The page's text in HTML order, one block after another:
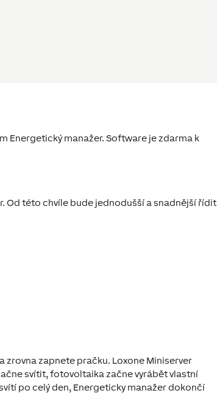
Energetický manažer. Software je zdarma k
Od této chvíle bude jednodušší a snadnější řídit
zapnete pračku. Loxone Miniserver
svítit, fotovoltaika začne vyrábět vlastní
po celý den, Energeticky manažer dokončí